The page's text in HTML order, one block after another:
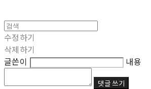
수정하기
삭제하기
글쓴이
내용
댓글 쓰기